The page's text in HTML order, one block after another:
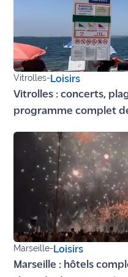
Vitrolles-Loisirs
Vitrolles : concerts,
programme complet
Marseille-Loisirs
Marseille : hôtels